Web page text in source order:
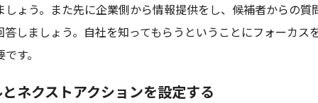
しょう。また先に企業側から情報提供をし、候補者からの質
答しましょう。自社を知ってもらうということにフォーカス
す。
ネクストアクションを設定する